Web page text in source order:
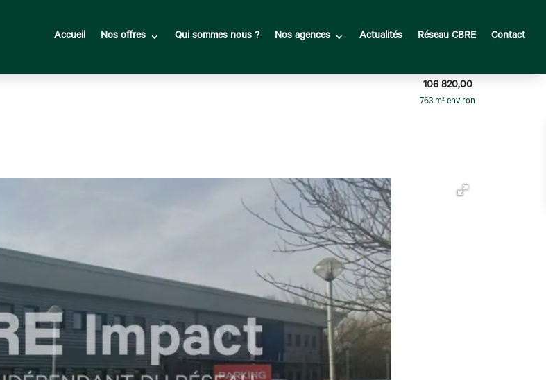
Accueil Nos offres Qui sommes nous ? Nos agences Actualités Réseau CBRE Contact
106 820,00
763 m² environ